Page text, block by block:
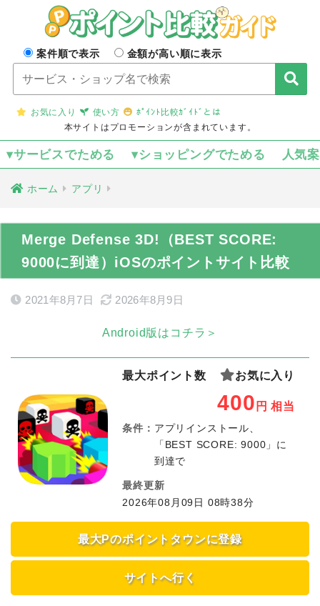
案件順で表示 金額が高い順に表示
お気に入り 使い方
ﾎﾟｲﾝﾄ比較ｶﾞｲﾄﾞとは
本サイトはプロモーションが含まれています。
▾サービスでためる ▾ショッピングでためる 人気
ホーム アプリ
Merge Defense 3D!（BEST SCORE:
9000に到達）iOSのポイントサイト比較
2021年8月7日 2026年8月9日
Android版はコチラ＞
最大ポイント数 お気に入り
400 円 相当
条件： アプリインストール、
「BEST SCORE: 9000」に
到達で
最終更新
2026年08月09日 08時38分
最大Pのポイントタウンに登録
サイトへ行く